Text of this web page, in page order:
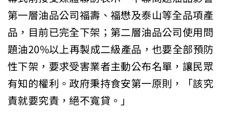
第一層油品公司福壽、福懋及泰山等全品項產
品，目前已完全下架；第二層油品公司使用問
題油20%以上再製成二級產品，也要全部預防
性下架，要求受害業者主動公布名單，讓民眾
有知的權利。政府秉持食安第一原則，「該究
責就要究責，絕不寬貸。」